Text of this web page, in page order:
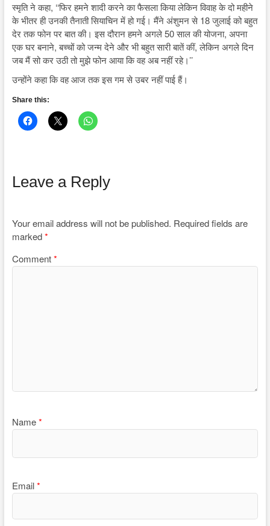
स्मृति ने कहा, ‘‘फिर हमने शादी करने का फैसला किया लेकिन विवाह के दो महीने
के भीतर ही उनकी तैनाती सियाचिन में हो गई। मैंने अंशुमन से 18 जुलाई को बहुत
देर तक फोन पर बात की। इस दौरान हमने अगले 50 साल की योजना, अपना
एक घर बनाने, बच्चों को जन्म देने और भी बहुत सारी बातें कीं, लेकिन अगले दिन
जब मैं सो कर उठी तो मुझे फोन आया कि वह अब नहीं रहे।’’
उन्होंने कहा कि वह आज तक इस गम से उबर नहीं पाई हैं।
Share this:
Leave a Reply
Your email address will not be published. Required fields are
marked*
Comment*
Name*
Email*